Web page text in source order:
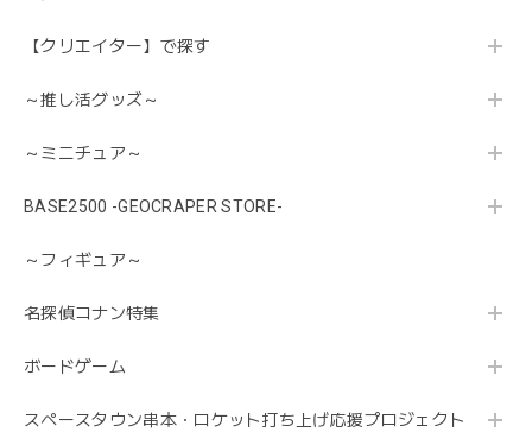
【クリエイター】で探す
～推し活グッズ～
～ミニチュア～
BASE2500 -GEOCRAPER STORE-
～フィギュア～
名探偵コナン特集
ボードゲーム
スペースタウン串本・ロケット打ち上げ応援プロジェクト